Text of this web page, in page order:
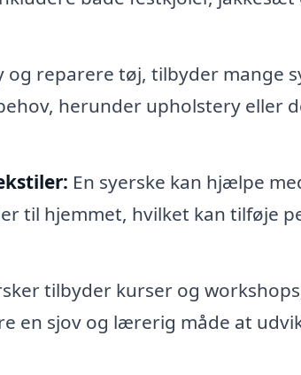
og reparere tøj, tilbyder mange
herunder upholstery eller
En syerske kan hjælpe
til hjemmet, hvilket kan tilføje
tilbyder kurser og
en sjov og lærerig måde at